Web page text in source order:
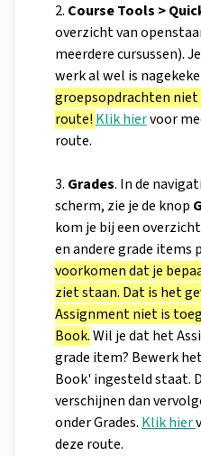
2. Course Tools >
overzicht van
meerdere cursussen).
werk al wel is
groepsopdrachten niet
route! Klik hiervoor
route.
3. Grades. In de
scherm, zie je de knop
kom je bij een
en andere grade items
voorkomen dat je
ziet staan. Dat is het
Assignment niet is
Book.Wil je dat het
grade item? Bewerk
Book' ingesteld staat.
verschijnen dan
onder Grades. Klik hier
deze route.